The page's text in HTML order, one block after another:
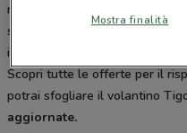
marche e dal
sempre a prezzi imbattibili.
incredibili sconti e le occasioni
Scopri tutte le offerte per il
potrai sfogliare il volantino
aggiornate.
Mostra finalità